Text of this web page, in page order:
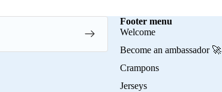
Footer menu
Welcome
Become an ambassador 🚀
Crampons
Jerseys